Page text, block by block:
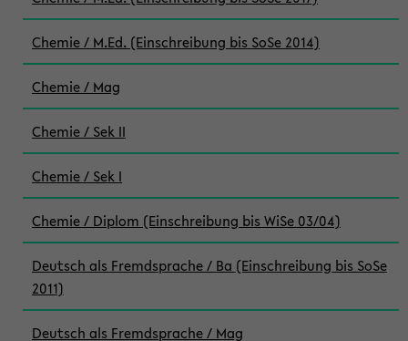
Chemie / M.Ed. (Einschreibung bis SoSe 2014)
Chemie / Mag
Chemie / Sek II
Chemie / Sek I
Chemie / Diplom (Einschreibung bis WiSe 03/04)
Deutsch als Fremdsprache / Ba (Einschreibung bis SoSe
2011)
Deutsch als Fremdsprache / Mag